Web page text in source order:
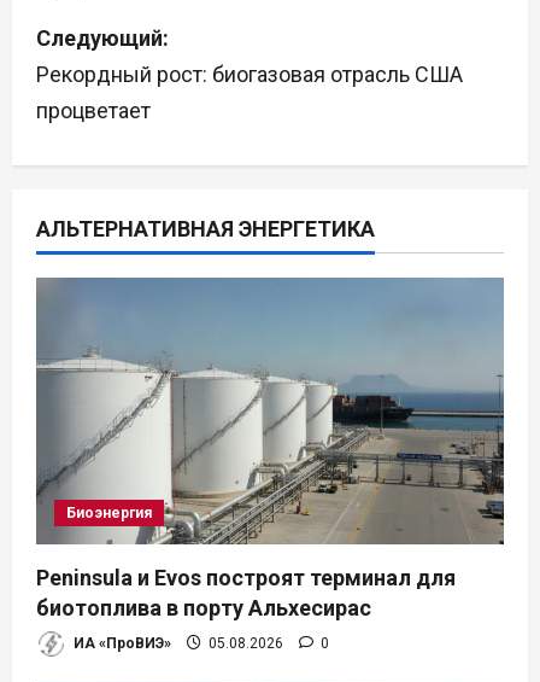
и
г
и
п
а
п
и
с
Следующий:
Рекордный рост: биогазовая отрасль США
процветает
АЛЬТЕРНАТИВНАЯ ЭНЕРГЕТИКА
Биоэнергия
Peninsula и Evos построят терминал для
биотоплива в порту Альхесирас
ИА «ПроВИЭ» 05.08.2026 0